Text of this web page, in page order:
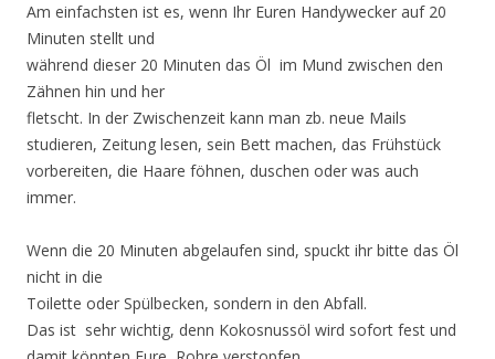
Am einfachsten ist es, wenn Ihr Euren Handywecker auf 20
Minuten stellt und
während dieser 20 Minuten das Öl im Mund zwischen den
Zähnen hin und her
fletscht. In der Zwischenzeit kann man zb. neue Mails
studieren, Zeitung lesen, sein Bett machen, das Frühstück
vorbereiten, die Haare föhnen, duschen oder was auch
immer.
Wenn die 20 Minuten abgelaufen sind, spuckt ihr bitte das Öl
nicht in die
Toilette oder Spülbecken, sondern in den Abfall.
Das ist sehr wichtig, denn Kokosnussöl wird sofort fest und